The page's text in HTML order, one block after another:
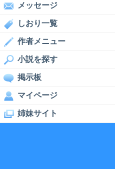
メッセージ
しおり一覧
作者メニュー
小説を探す
掲示板
マイページ
姉妹サイト